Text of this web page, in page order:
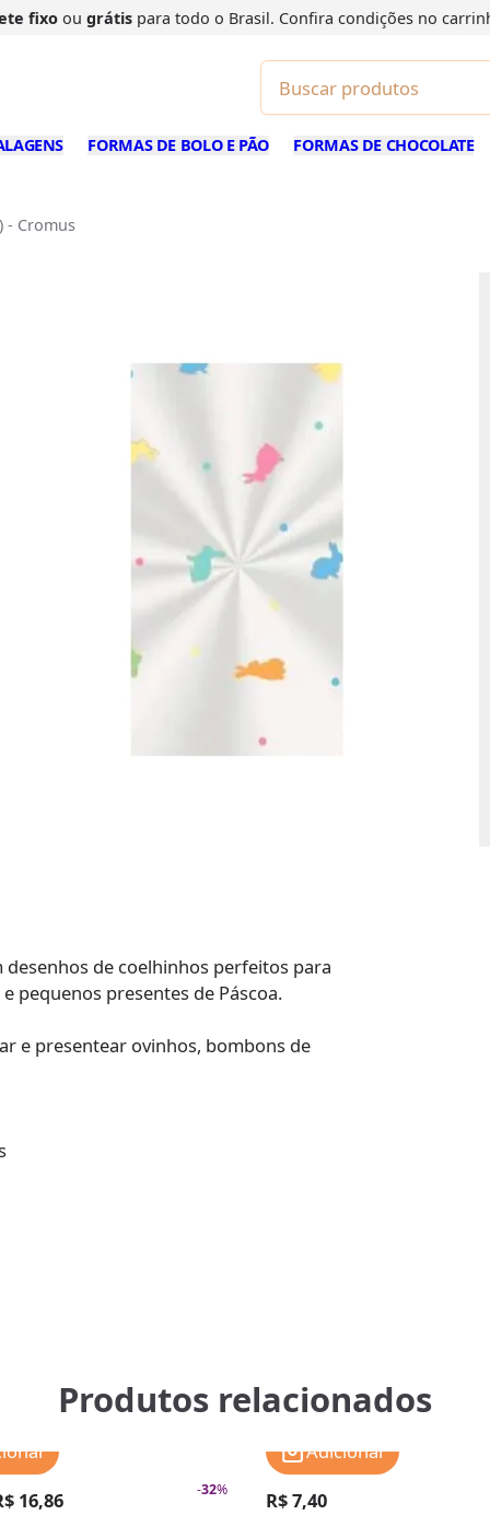
fixoou grátispara todo o Brasil. Confira condições no
FORMAS DE BOLO E PÃO FORMAS DE CHOCOLATE
- Cromus
de coelhinhos perfeitos para
pequenos presentes de Páscoa.
e presentear ovinhos, bombons de
Produtos relacionados
-32%
16,86
R$ 7,40
Adicionar